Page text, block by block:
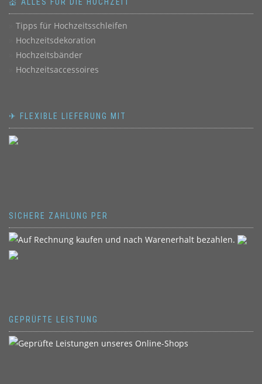
💒 ALLES FÜR DIE HOCHZEIT
Tipps für Hochzeitsschleifen
Hochzeitsdekoration
Hochzeitsbänder
Hochzeitsaccessoires
✈ FLEXIBLE LIEFERUNG MIT
SICHERE ZAHLUNG PER
GEPRÜFTE LEISTUNG